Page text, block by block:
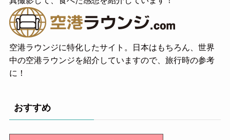
空港ラウンジに特化したサイト。日本はもちろん、世界
中の空港ラウンジを紹介していますので、旅行時の参考
に！
おすすめ